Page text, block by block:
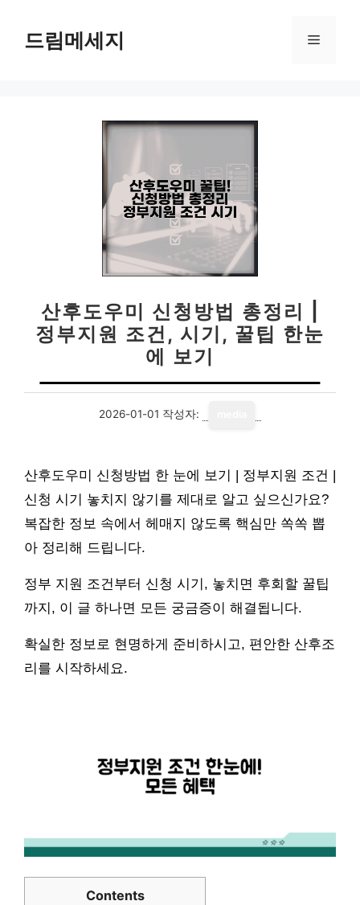
드림메세지 메
산후도우미 신청방법 총정리 |
정부지원 조건, 시기, 꿀팁 한눈
에 보기
2026-01-01 작성자:
산후도우미 신청방법 한 눈에 보기 | 정부지원 조건 |
신청 시기 놓치지 않기를 제대로 알고 싶으신가요?
복잡한 정보 속에서 헤매지 않도록 핵심만 쏙쏙 뽑
아 정리해 드립니다.
정부 지원 조건부터 신청 시기, 놓치면 후회할 꿀팁
까지, 이 글 하나면 모든 궁금증이 해결됩니다.
확실한 정보로 현명하게 준비하시고, 편안한 산후조
리를 시작하세요.
Contents